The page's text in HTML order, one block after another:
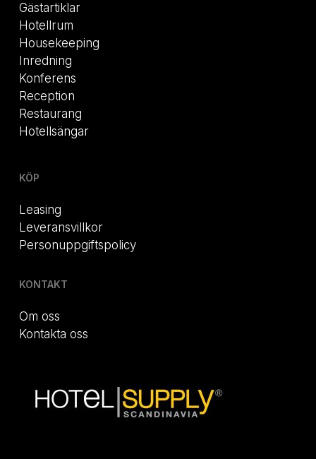
Gästartiklar
Hotellrum
Housekeeping
Inredning
Konferens
Reception
Restaurang
Hotellsängar
KÖP
Leasing
Leveransvillkor
Personuppgiftspolicy
KONTAKT
Om oss
Kontakta oss